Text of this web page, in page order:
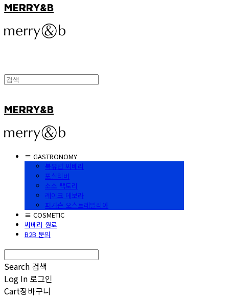
MERRY&B
MERRY&B
≡ GASTRONOMY
북유럽 씨베리
포실리버
소소 팩토리
레이크 데보라
퍼거슨 오스트레일리아
≡ COSMETIC
씨베리 원료
B2B 문의
Search 검색
Log In 로그인
Cart장바구니